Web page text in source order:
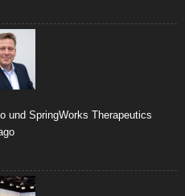
und SpringWorks Therapeutics